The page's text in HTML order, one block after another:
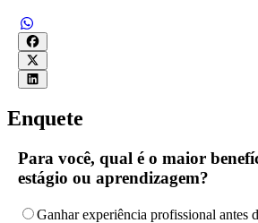
Enquete
Para você, qual é o maior
estágio ou aprendizagem?
Ganhar experiência profissional antes